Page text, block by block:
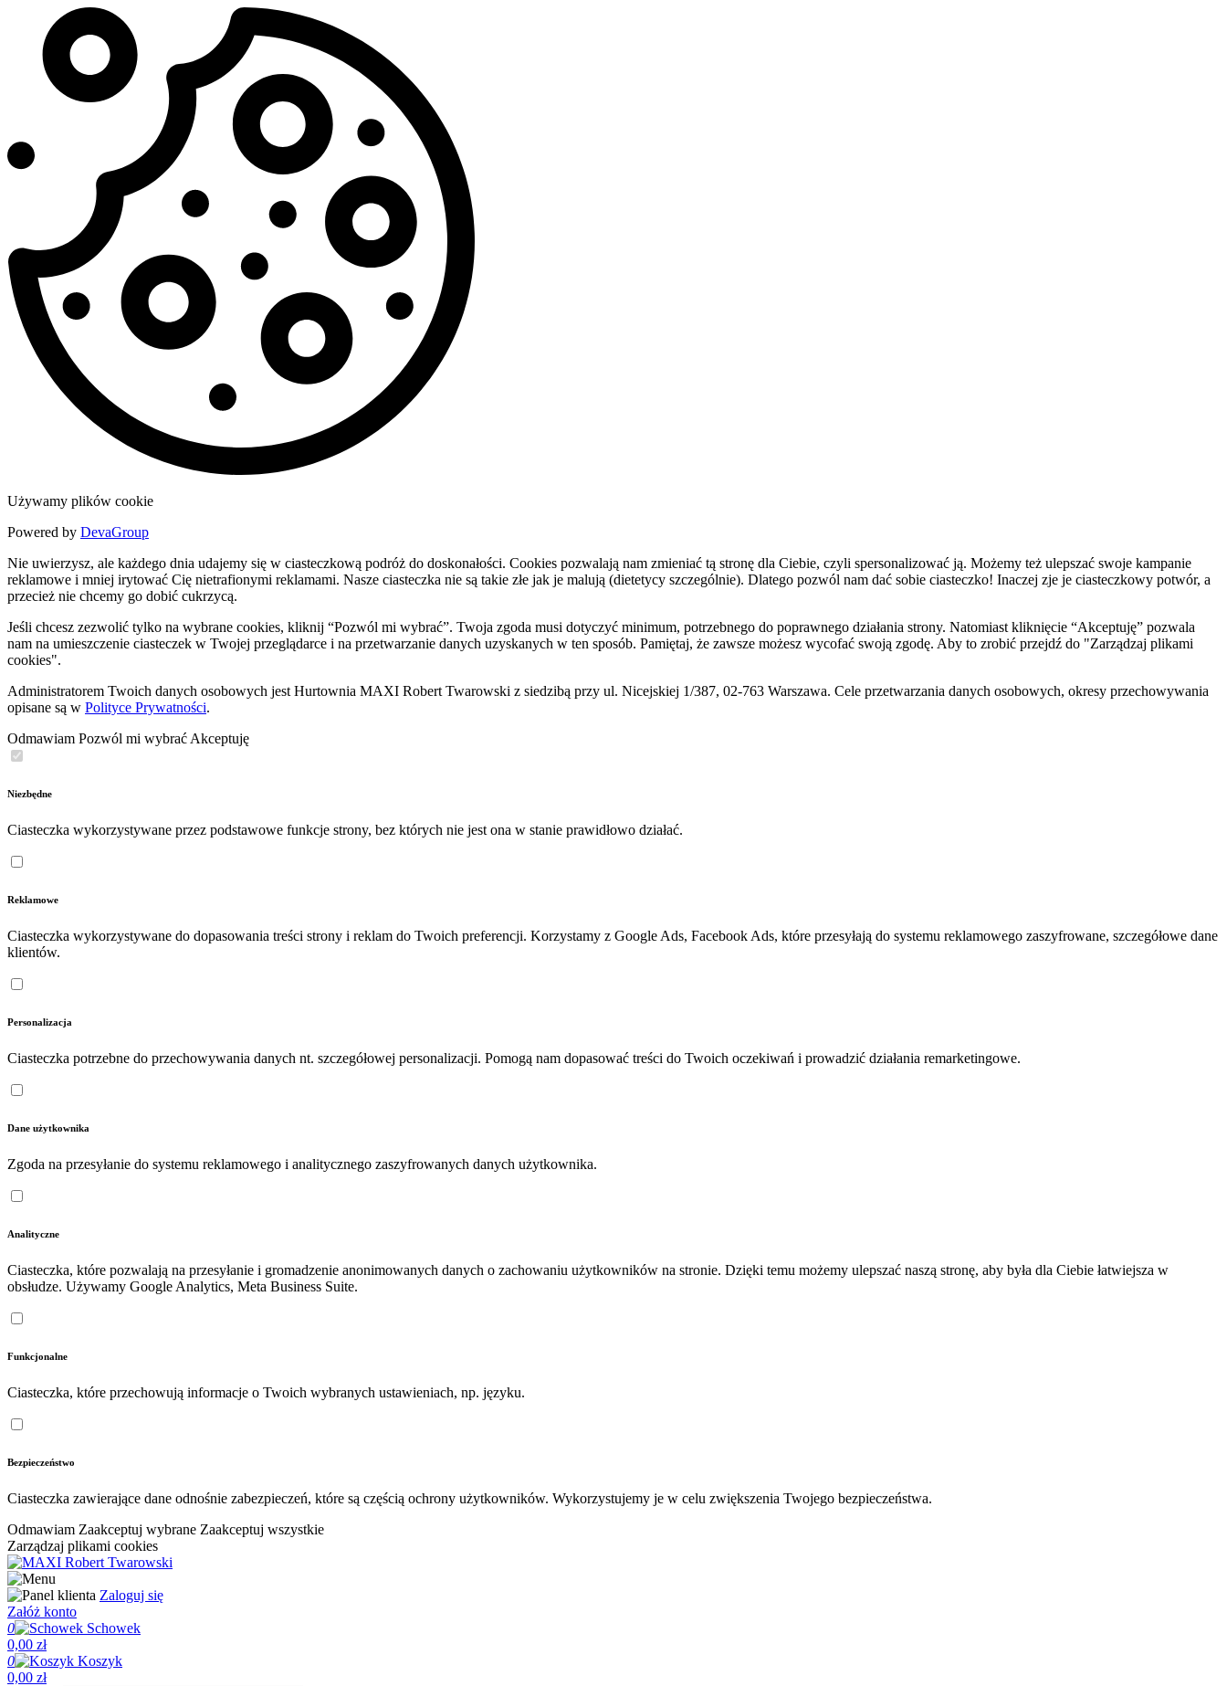
Używamy plików cookie
Powered by DevaGroup
Nie uwierzysz, ale każdego dnia udajemy się w ciasteczkową podróż do doskonałości. Cookies pozwalają nam zmieniać tą stronę dla Ciebie, czyli spersonalizować ją. Możemy też ulepszać swoje kampanie
reklamowe i mniej irytować Cię nietrafionymi reklamami. Nasze ciasteczka nie są takie złe jak je malują (dietetycy szczególnie). Dlatego pozwól nam dać sobie ciasteczko! Inaczej zje je ciasteczkowy potwór, a
przecież nie chcemy go dobić cukrzycą.
Jeśli chcesz zezwolić tylko na wybrane cookies, kliknij “Pozwól mi wybrać”. Twoja zgoda musi dotyczyć minimum, potrzebnego do poprawnego działania strony. Natomiast kliknięcie “Akceptuję” pozwala
nam na umieszczenie ciasteczek w Twojej przeglądarce i na przetwarzanie danych uzyskanych w ten sposób. Pamiętaj, że zawsze możesz wycofać swoją zgodę. Aby to zrobić przejdź do "Zarządzaj plikami
cookies".
Administratorem Twoich danych osobowych jest Hurtownia MAXI Robert Twarowski z siedzibą przy ul. Nicejskiej 1/387, 02-763 Warszawa. Cele przetwarzania danych osobowych, okresy przechowywania
opisane są w Polityce Prywatności.
Odmawiam Pozwól mi wybrać Akceptuję
Niezbędne
Ciasteczka wykorzystywane przez podstawowe funkcje strony, bez których nie jest ona w stanie prawidłowo działać.
Reklamowe
Ciasteczka wykorzystywane do dopasowania treści strony i reklam do Twoich preferencji. Korzystamy z Google Ads, Facebook Ads, które przesyłają do systemu reklamowego zaszyfrowane, szczegółowe dane
klientów.
Personalizacja
Ciasteczka potrzebne do przechowywania danych nt. szczegółowej personalizacji. Pomogą nam dopasować treści do Twoich oczekiwań i prowadzić działania remarketingowe.
Dane użytkownika
Zgoda na przesyłanie do systemu reklamowego i analitycznego zaszyfrowanych danych użytkownika.
Analityczne
Ciasteczka, które pozwalają na przesyłanie i gromadzenie anonimowanych danych o zachowaniu użytkowników na stronie. Dzięki temu możemy ulepszać naszą stronę, aby była dla Ciebie łatwiejsza w
obsłudze. Używamy Google Analytics, Meta Business Suite.
Funkcjonalne
Ciasteczka, które przechowują informacje o Twoich wybranych ustawieniach, np. języku.
Bezpieczeństwo
Ciasteczka zawierające dane odnośnie zabezpieczeń, które są częścią ochrony użytkowników. Wykorzystujemy je w celu zwiększenia Twojego bezpieczeństwa.
Odmawiam Zaakceptuj wybrane Zaakceptuj wszystkie
Zarządzaj plikami cookies
Zaloguj się
Załóż konto
0
Schowek
0,00 zł
0
Koszyk
0,00 zł